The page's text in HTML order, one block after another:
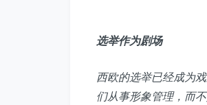
选举作为剧场
西欧的选举已经成为
们从事形象管理，而